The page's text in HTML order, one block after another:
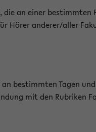
die an einer
Hörer anderer/aller
bestimmten Tagen
mit den Rubriken